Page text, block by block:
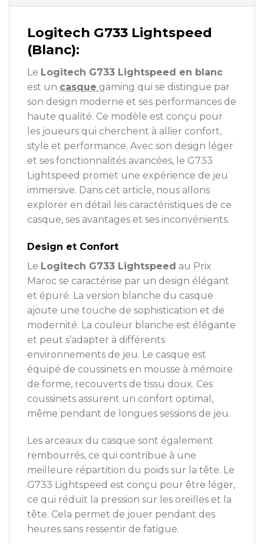
Logitech G733 Lightspeed
(Blanc):
Le Logitech G733 Lightspeed en blanc
est un casque gaming qui se distingue par
son design moderne et ses performances de
haute qualité. Ce modèle est conçu pour
les joueurs qui cherchent à allier confort,
style et performance. Avec son design léger
et ses fonctionnalités avancées, le G733
Lightspeed promet une expérience de jeu
immersive. Dans cet article, nous allons
explorer en détail les caractéristiques de ce
casque, ses avantages et ses inconvénients.
Design et Confort
Le Logitech G733 Lightspeed au Prix
Maroc se caractérise par un design élégant
et épuré. La version blanche du casque
ajoute une touche de sophistication et de
modernité. La couleur blanche est élégante
et peut s’adapter à différents
environnements de jeu. Le casque est
équipé de coussinets en mousse à mémoire
de forme, recouverts de tissu doux. Ces
coussinets assurent un confort optimal,
même pendant de longues sessions de jeu.
Les arceaux du casque sont également
rembourrés, ce qui contribue à une
meilleure répartition du poids sur la tête. Le
G733 Lightspeed est conçu pour être léger,
ce qui réduit la pression sur les oreilles et la
tête. Cela permet de jouer pendant des
heures sans ressentir de fatigue.